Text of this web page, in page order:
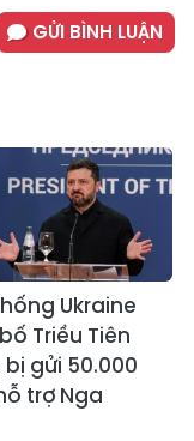
GỬI BÌNH LUẬN
Ukraine
Triều Tiên
gửi 50.000
trợ Nga